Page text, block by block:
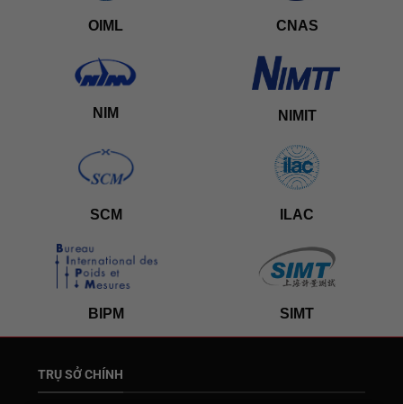
OIML CNAS
NIM NIMIT
SCM ILAC
BIPM SIMT
TRỤ SỞ CHÍNH